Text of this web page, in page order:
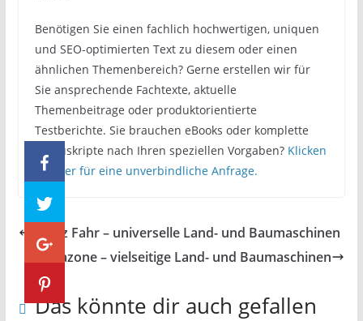
Benötigen Sie einen fachlich hochwertigen, uniquen
und SEO-optimierten Text zu diesem oder einen
ähnlichen Themenbereich? Gerne erstellen wir für
Sie ansprechende Fachtexte, aktuelle
Themenbeitrage oder produktorientierte
Testberichte. Sie brauchen eBooks oder komplette
Manuskripte nach Ihren speziellen Vorgaben? Klicken
Sie hier für eine unverbindliche Anfrage.
Deutz Fahr – universelle Land- und Baumaschinen
Amazone – vielseitige Land- und Baumaschinen
Das könnte dir auch gefallen